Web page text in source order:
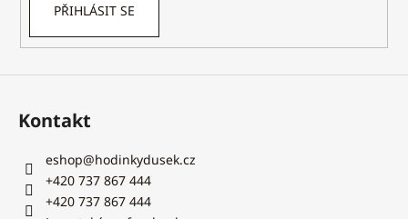
ý
PŘIHLÁSIT SE
Kontakt
eshop@hodinkydusek.cz
+420 737 867 444
+420 737 867 444